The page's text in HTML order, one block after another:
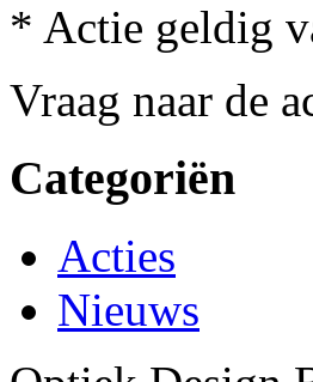
* Actie geldig
Vraag naar de
Categoriën
Acties
Nieuws